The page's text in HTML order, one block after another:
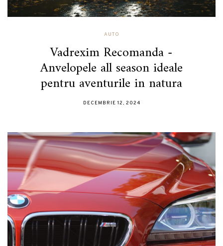
AUTO
Vadrexim Recomanda -
Anvelopele all season ideale
pentru aventurile in natura
DECEMBRIE 12, 2024